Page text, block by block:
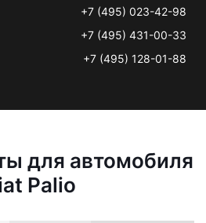
+7 (495) 023-42-98
+7 (495) 431-00-33
+7 (495) 128-01-88
для автомобиля
Palio